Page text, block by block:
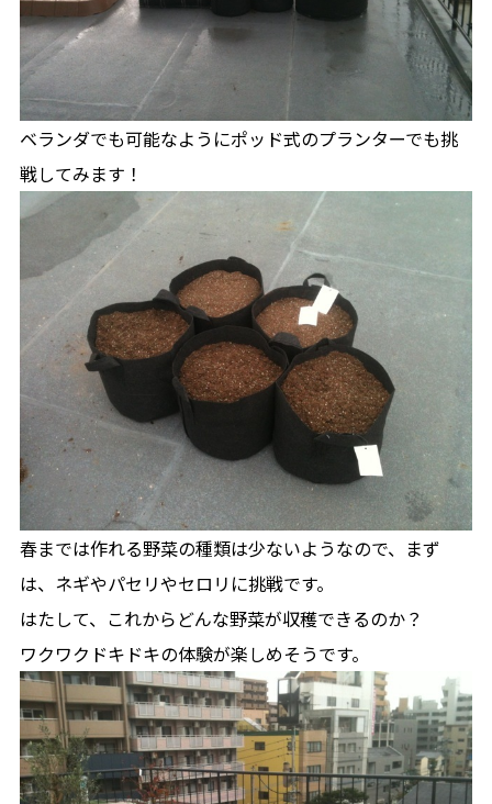
ベランダでも可能なようにポッド式のプランターでも挑
戦してみます！
春までは作れる野菜の種類は少ないようなので、まず
は、ネギやパセリやセロリに挑戦です。
はたして、これからどんな野菜が収穫できるのか？
ワクワクドキドキの体験が楽しめそうです。